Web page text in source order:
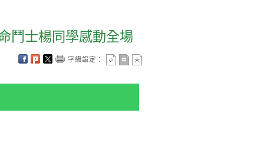
鬥士楊同學感動全場
字級設定：